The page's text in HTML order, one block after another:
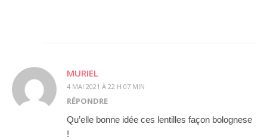
MURIEL
4 MAI 2021 À 22 H 07 MIN
RÉPONDRE
Qu’elle bonne idée ces lentilles façon bolognese
!